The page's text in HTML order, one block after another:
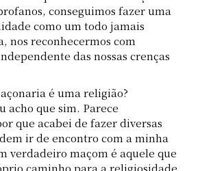
conseguimos fazer uma
como um todo jamais
nos reconhecermos com
das nossas crenças
é uma religião?
acho que sim. Parece
que acabei de fazer diversas
ir de encontro com a minha
verdadeiro maçom é aquele que
caminho para a religiosidade,